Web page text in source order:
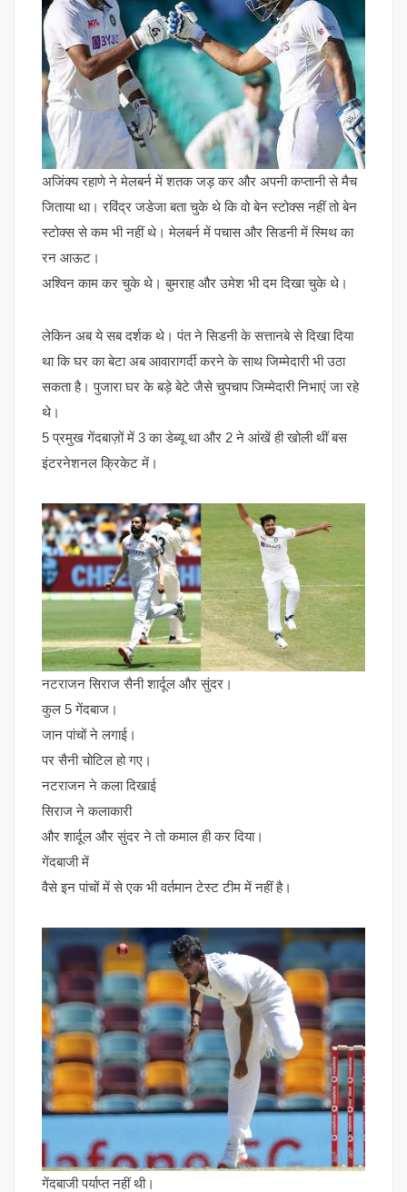
अजिंक्य रहाणे ने मेलबर्न में शतक जड़ कर और अपनी कप्तानी से मैच
जिताया था। रविंद्र जडेजा बता चुके थे कि वो बेन स्टोक्स नहीं तो बेन
स्टोक्स से कम भी नहीं थे। मेलबर्न में पचास और सिडनी में स्मिथ का
रन आऊट।
अश्विन काम कर चुके थे। बुमराह और उमेश भी दम दिखा चुके थे।
लेकिन अब ये सब दर्शक थे। पंत ने सिडनी के सत्तानबे से दिखा दिया
था कि घर का बेटा अब आवारागर्दी करने के साथ जिम्मेदारी भी उठा
सकता है। पुजारा घर के बड़े बेटे जैसे चुपचाप जिम्मेदारी निभाएं जा रहे
थे।
5 प्रमुख गेंदबाज़ों में 3 का डेब्यू था और 2 ने आंखें ही खोली थीं बस
इंटरनेशनल क्रिकेट में।
नटराजन सिराज सैनी शार्दूल और सुंदर।
कुल 5 गेंदबाज।
जान पांचों ने लगाई।
पर सैनी चोटिल हो गए।
नटराजन ने कला दिखाई
सिराज ने कलाकारी
और शार्दूल और सुंदर ने तो कमाल ही कर दिया।
गेंदबाजी में
वैसे इन पांचों में से एक भी वर्तमान टेस्ट टीम में नहीं है।
गेंदबाजी पर्याप्त नहीं थी।